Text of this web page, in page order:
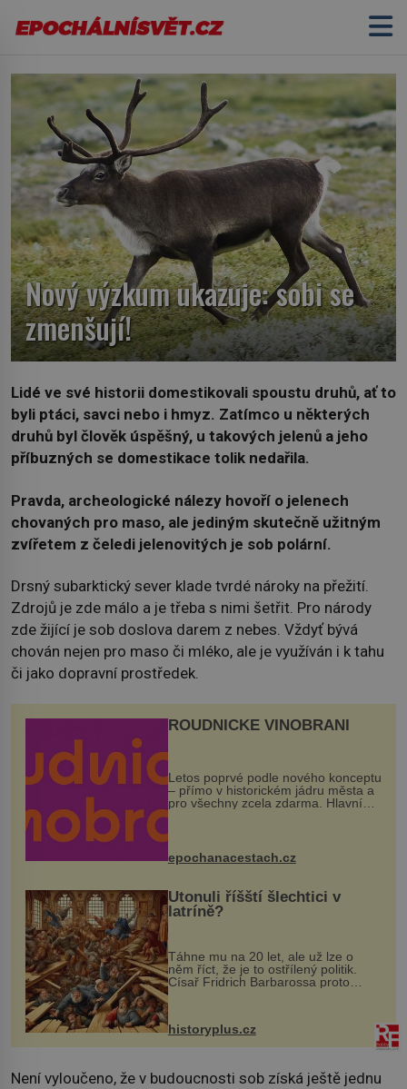
Nový výzkum ukazuje: sobi se
zmenšují!
Lidé ve své historii domestikovali spoustu druhů, ať to
byli ptáci, savci nebo i hmyz. Zatímco u některých
druhů byl člověk úspěšný, u takových jelenů a jeho
příbuzných se domestikace tolik nedařila.
Pravda, archeologické nálezy hovoří o jelenech
chovaných pro maso, ale jediným skutečně užitným
zvířetem z čeledi jelenovitých je sob polární.
Drsný subarktický sever klade tvrdé nároky na přežití.
Zdrojů je zde málo a je třeba s nimi šetřit. Pro národy
zde žijící je sob doslova darem z nebes. Vždyť bývá
chován nejen pro maso či mléko, ale je využíván i k tahu
či jako dopravní prostředek.
ROUDNICKÉ VINOBRANÍ
Letos poprvé podle nového konceptu
– přímo v historickém jádru města a
pro všechny zcela zdarma. Hlavní
program se odehraje na Karlově a
mohou těšit na víno, burčák, pes...
epochanacestach.cz
Utonuli říšští šlechtici v
latríně?
Táhne mu na 20 let, ale už lze o
něm říct, že je to ostřílený politik.
Císař Fridrich Barbarossa proto
posílá svého syna a dědice Jindřicha
VI. do Erfurtu, aby se stal
prostředníkem při řešení sporu m...
historyplus.cz
Není vyloučeno, že v budoucnosti sob získá ještě jednu